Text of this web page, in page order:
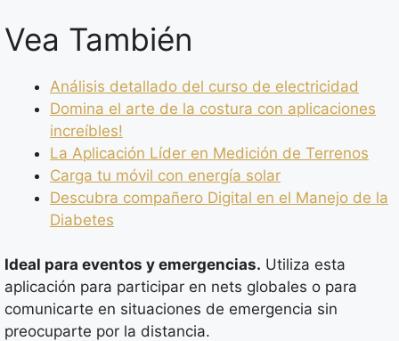
Vea También
Análisis detallado del curso de electricidad
Domina el arte de la costura con aplicaciones
increíbles!
La Aplicación Líder en Medición de Terrenos
Carga tu móvil con energía solar
Descubra compañero Digital en el Manejo de la
Diabetes
Ideal para eventos y emergencias. Utiliza esta
aplicación para participar en nets globales o para
comunicarte en situaciones de emergencia sin
preocuparte por la distancia.